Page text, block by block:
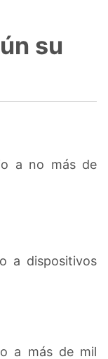
su
a no más de
a dispositivos
a más de mil